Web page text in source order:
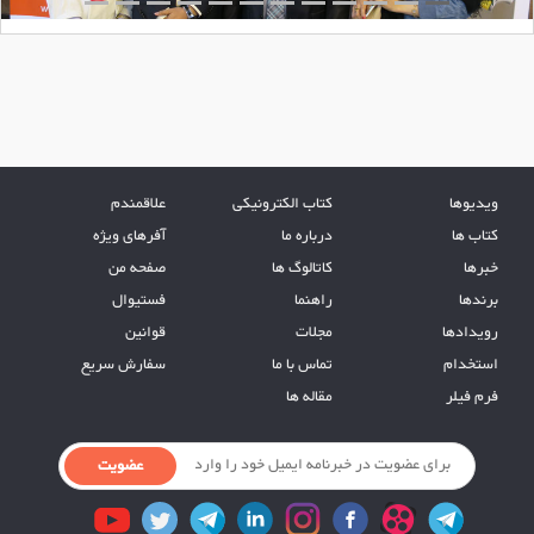
ویدیوها کتاب الکترونیکی
علاقمندم
کتاب ها
درباره ما
آفرهای ویژه
خبرها
کاتالوگ ها
صفحه من
برندها
راهنما
فستیوال
رویدادها
مجلات
قوانین
استخدام
تماس با ما
سفارش سریع
فرم فیلر
مقاله ها